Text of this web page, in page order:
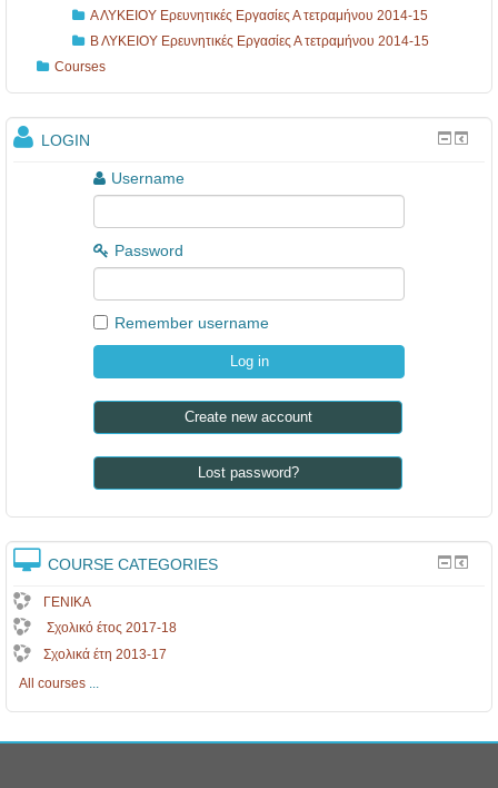
Α ΛΥΚΕΙΟΥ Ερευνητικές Εργασίες Α τετραμήνου 2014-15
Β ΛΥΚΕΙΟΥ Ερευνητικές Εργασίες Α τετραμήνου 2014-15
Courses
LOGIN
Username
Password
Remember username
Create new account
Lost password?
COURSE CATEGORIES
ΓΕΝΙΚΑ
Σχολικό έτος 2017-18
Σχολικά έτη 2013-17
All courses ...